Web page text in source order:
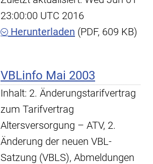
23:00:00 UTC 2016
Herunterladen (PDF, 609 KB)
VBLinfo Mai 2003
Inhalt: 2. Änderungstarifvertrag
zum Tarifvertrag
Altersversorgung – ATV, 2.
Änderung der neuen VBL-
Satzung (VBLS), Abmeldungen